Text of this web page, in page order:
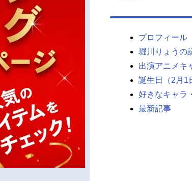
プロフィール
堀川りょうの
出演アニメキ
誕生日（2月1
好きなキャラ
最新記事